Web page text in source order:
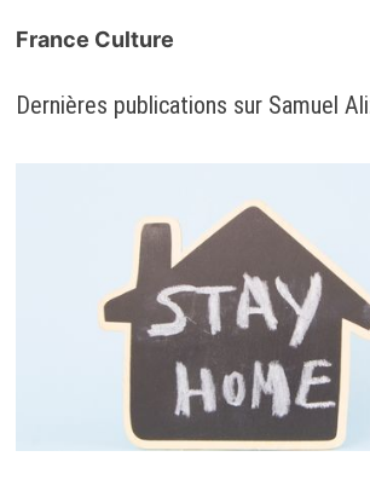
France Culture
Dernières publications sur Samuel